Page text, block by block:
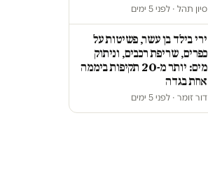
סיון תהל · לפני 5 ימים
ירי בילד בן עשר, פשיטות על
כפרים, שריפת רכבים, וניתוק
מים: יותר מ-20 תקיפות ביממה
אחת בגדה
דור זומר · לפני 5 ימים